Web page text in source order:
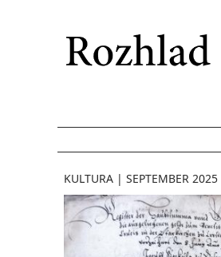
KULTURA | SEPTEMBER 2025